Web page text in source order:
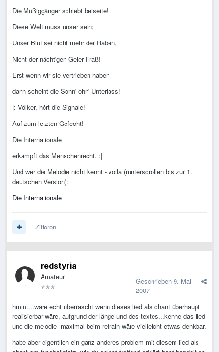
Die Müßiggänger schiebt beiseite!
Diese Welt muss unser sein;
Unser Blut sei nicht mehr der Raben,
Nicht der nächt'gen Geier Fraß!
Erst wenn wir sie vertrieben haben
dann scheint die Sonn' ohn' Unterlass!
|: Völker, hört die Signale!
Auf zum letzten Gefecht!
Die Internationale
erkämpft das Menschenrecht. :|
Und wer die Melodie nicht kennt - voila (runterscrollen bis zur 1.
deutschen Version):
Die Internationale
Zitieren
redstyria
Amateur Geschrieben 9. Mai
2007
hmm....wäre echt überrascht wenn dieses lied als chant überhaupt
realisierbar wäre, aufgrund der länge und des textes...kenne das lied
und die melodie -maximal beim refrain wäre vielleicht etwas denkbar.
habe aber eigentlich ein ganz anderes problem mit diesem lied als